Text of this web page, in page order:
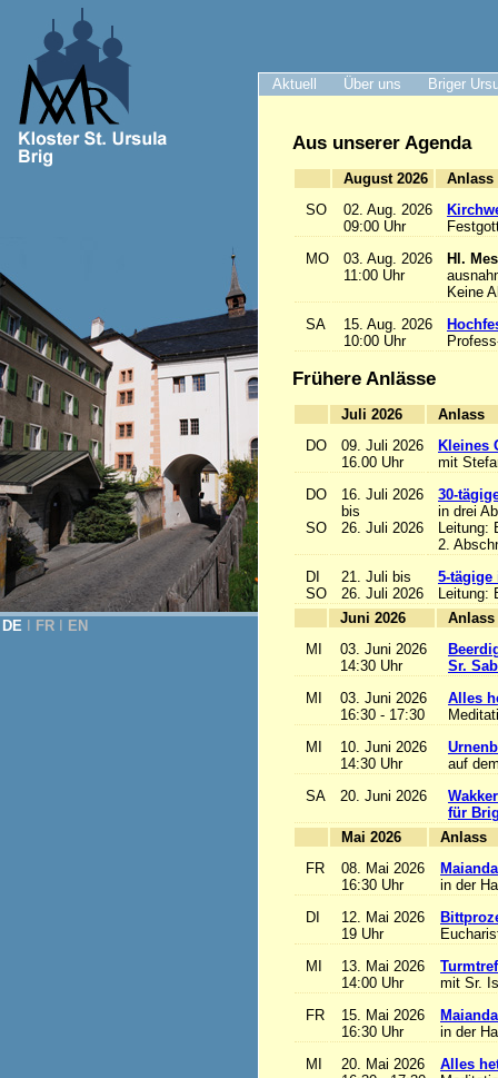
Aktuell Über uns Briger
DE FR EN
Aus unserer Agenda
August 2026
SO
02. Aug. 2026
09:00 Uhr
MO
03. Aug. 2026
11:00 Uhr
Hl.
Keine
SA
15. Aug. 2026
10:00 Uhr
Frühere Anlässe
Juli 2026
DO
09. Juli 2026
16.00 Uhr
Kleines
mit
DO
SO
16. Juli 2026
bis
26. Juli 2026
30-
in drei
Leitung:
2.
DI
SO
21. Juli bis
26. Juli 2026
5-
Leitung:
Juni 2026
MI
03. Juni 2026
14:30 Uhr
Sr.
MI
03. Juni 2026
16:30 - 17:30
Alles
MI
10. Juni 2026
14:30 Uhr
auf
SA
20. Juni 2026
für
Mai 2026
FR
08. Mai 2026
16:30 Uhr
in der
DI
12. Mai 2026
19 Uhr
MI
13. Mai 2026
14:00 Uhr
mit Sr.
FR
15. Mai 2026
16:30 Uhr
in der
MI
20. Mai 2026
Alles